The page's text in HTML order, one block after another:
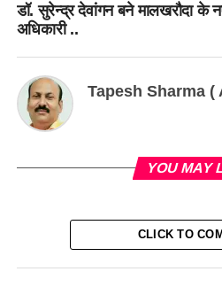
डॉ. सुरेन्द्र देवांगन बने मालखरौदा के
अधिकारी ..
Tapesh Sharma (
YOU MAY
CLICK TO